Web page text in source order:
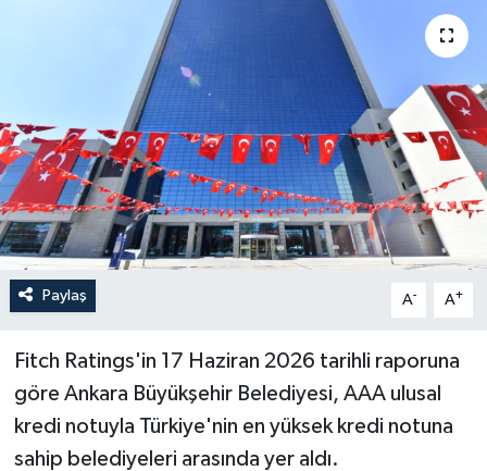
Paylaş A- A+
Fitch Ratings'in 17 Haziran 2026 tarihli raporuna
göre Ankara Büyükşehir Belediyesi, AAA ulusal
kredi notuyla Türkiye'nin en yüksek kredi notuna
sahip belediyeleri arasında yer aldı.